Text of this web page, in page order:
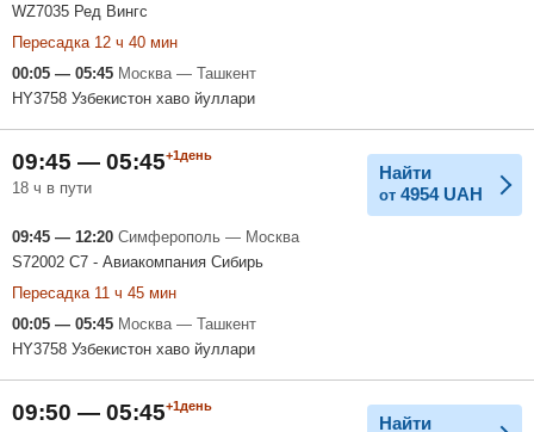
WZ7035 Ред Вингс
Пересадка 12 ч 40 мин
00:05 — 05:45 Москва — Ташкент
HY3758 Узбекистон хаво йуллари
09:45 — 05:45+1день
18 ч в пути
Найти
от 4954 UAH
09:45 — 12:20 Симферополь — Москва
S72002 С7 - Авиакомпания Сибирь
Пересадка 11 ч 45 мин
00:05 — 05:45 Москва — Ташкент
HY3758 Узбекистон хаво йуллари
09:50 — 05:45+1день
Найти